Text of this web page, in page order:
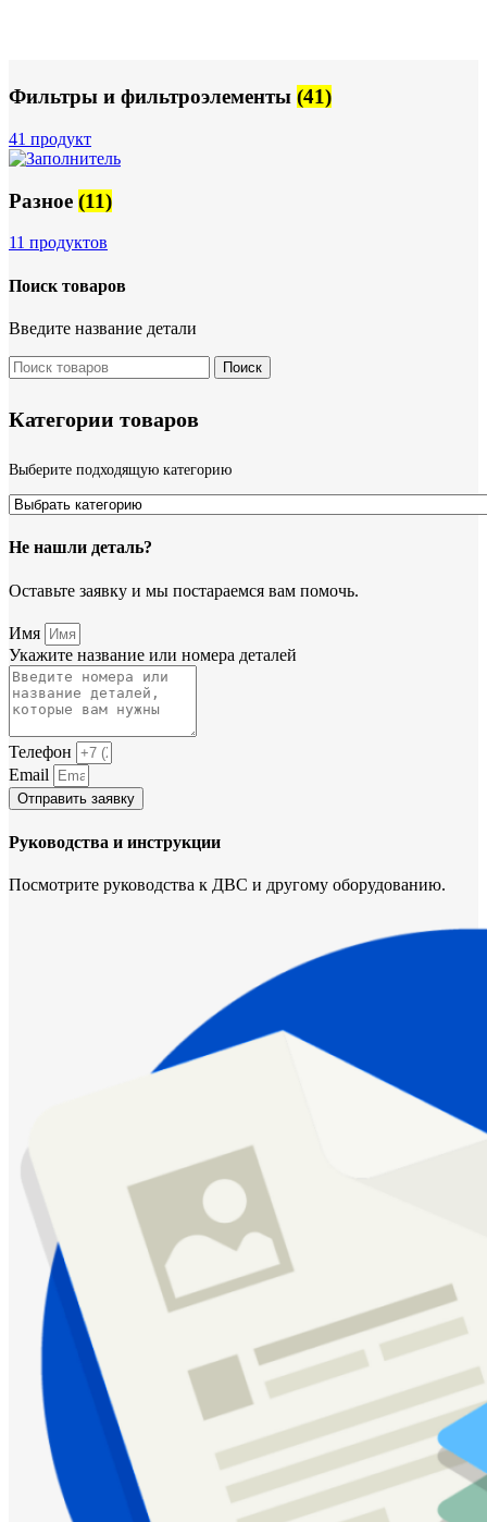
Фильтры и фильтроэлементы (41)
41 продукт
Разное (11)
11 продуктов
Поиск товаров
Введите название детали
Поиск
Категории товаров
Выберите подходящую категорию
Не нашли деталь?
Оставьте заявку и мы постараемся вам помочь.
Имя
Укажите название или номера деталей
Телефон
Email
Отправить заявку
Руководства и инструкции
Посмотрите руководства к ДВС и другому оборудованию.